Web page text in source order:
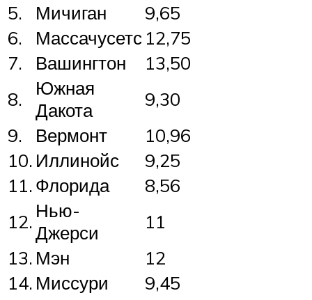
5.
Мичиган
9,65
6.
Массачусетс 12,75
7.
Вашингтон
13,50
8.
Южная
Дакота
9,30
9.
Вермонт
10,96
10. Иллинойс
9,25
11.Флорида
8,56
12. Нью-
Джерси
11
13. Мэн
12
14. Миссури
9,45